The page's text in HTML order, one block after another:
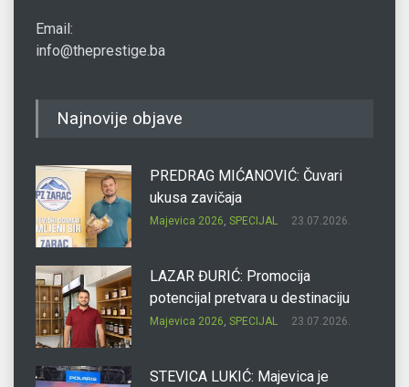
Email:
info@theprestige.ba
Najnovije objave
PREDRAG MIĆANOVIĆ: Čuvari
ukusa zavičaja
Majevica 2026, SPECIJAL 23.07.2026.
LAZAR ĐURIĆ: Promocija
potencijal pretvara u destinaciju
Majevica 2026, SPECIJAL 23.07.2026.
STEVICA LUKIĆ: Majevica je